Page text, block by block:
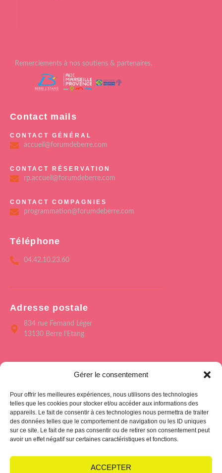
Gérer le consentement
Pour offrir les meilleures expériences, nous utilisons des technologies
telles que les cookies pour stocker et/ou accéder aux informations des
appareils. Le fait de consentir à ces technologies nous permettra de traiter
des données telles que le comportement de navigation ou les ID uniques
sur ce site. Le fait de ne pas consentir ou de retirer son consentement peut
avoir un effet négatif sur certaines caractéristiques et fonctions.
ACCEPTER
Remerciements à nos soutiens & partenaires.
Contact mails
CONTACT GÉNÉRAL
accueil@forumdeberre.com
CONTACT RÉSERVATION
rp.accueil@forumdeberre.com
CONTACT COMPAGNIES
programmation@forumdeberre.com
Téléphone
04.42.10.23.60
Adresse postale
834 rue Fernand Léger
13130 Berre l'Etang
Le Forum de Berre
Saison culturelle 26/27
L’école des Arts